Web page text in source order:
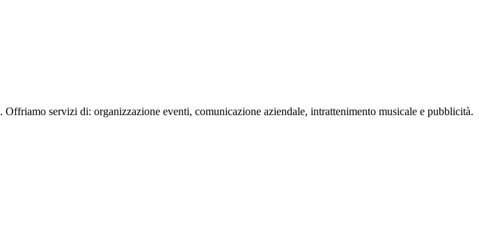
. Offriamo servizi di: organizzazione eventi, comunicazione aziendale, intrattenimento musicale e pubblicità.